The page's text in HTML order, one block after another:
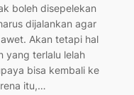
boleh disepelekan
dijalankan agar
Akan tetapi hal
yang terlalu lelah
bisa kembali ke
itu,…